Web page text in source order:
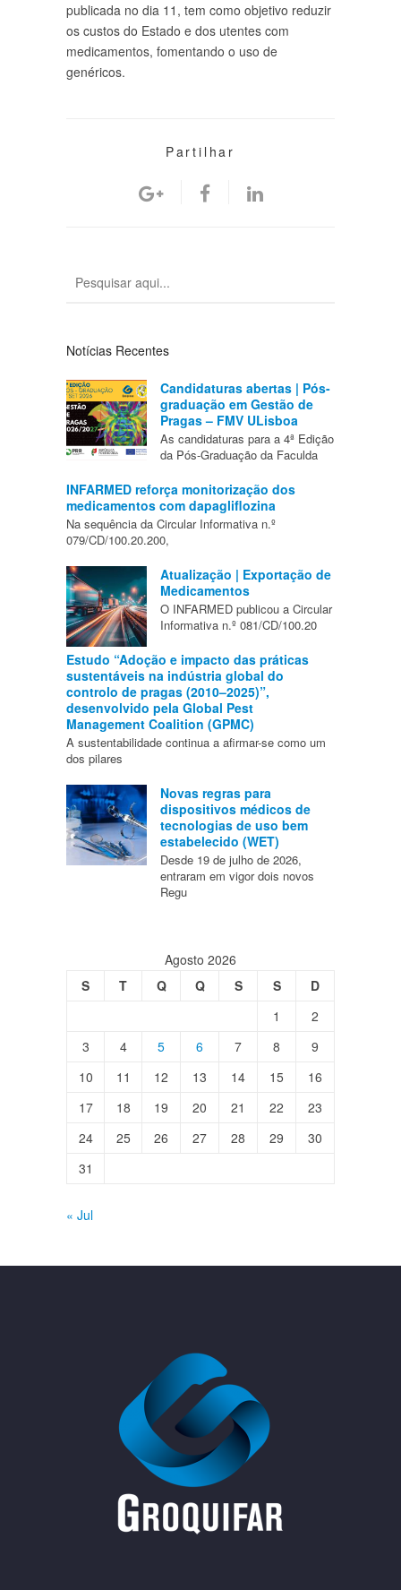
publicada no dia 11, tem como objetivo reduzir
os custos do Estado e dos utentes com
medicamentos, fomentando o uso de
genéricos.
Partilhar
Notícias Recentes
Candidaturas abertas | Pós-
graduação em Gestão de
Pragas – FMV ULisboa
As candidaturas para a 4ª Edição
da Pós-Graduação da Faculda
INFARMED reforça monitorização dos
medicamentos com dapagliflozina
Na sequência da Circular Informativa n.º
079/CD/100.20.200,
Atualização | Exportação de
Medicamentos
O INFARMED publicou a Circular
Informativa n.º 081/CD/100.20
Estudo “Adoção e impacto das práticas
sustentáveis na indústria global do
controlo de pragas (2010–2025)”,
desenvolvido pela Global Pest
Management Coalition (GPMC)
A sustentabilidade continua a afirmar-se como um
dos pilares
Novas regras para
dispositivos médicos de
tecnologias de uso bem
estabelecido (WET)
Desde 19 de julho de 2026,
entraram em vigor dois novos
Regu
Agosto 2026
S
T Q Q S S
D
1
2
3
4 5 6 7 8
9
10
11 12 13 14 15
16
17
18 19 20 21 22
23
24
25 26 27 28 29
30
31
« Jul